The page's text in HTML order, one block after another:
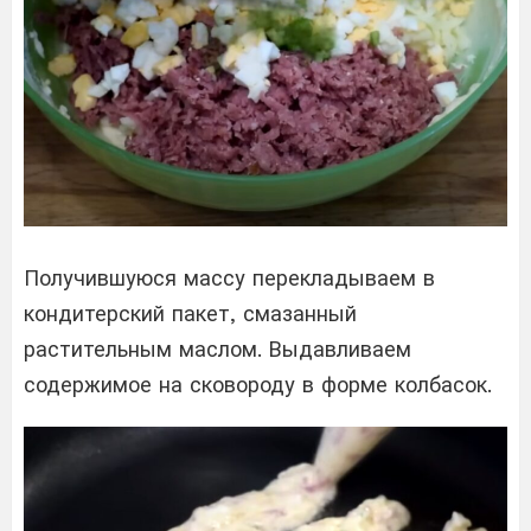
Получившуюся массу перекладываем в
кондитерский пакет, смазанный
растительным маслом. Выдавливаем
содержимое на сковороду в форме колбасок.